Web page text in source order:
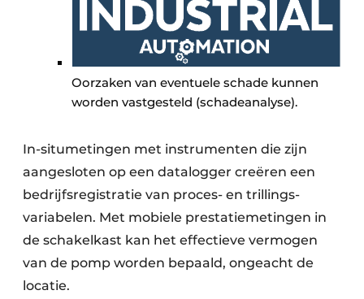
Oorzaken van eventuele schade kunnen
worden vastgesteld (schadeanalyse).
In-situmetingen met instrumenten die zijn
aangesloten op een datalogger creëren een
bedrijfsregistratie van proces- en trillings­
variabelen. Met mobiele prestatiemetingen in
de schakelkast kan het effectieve vermogen
van de pomp worden bepaald, ongeacht de
locatie.